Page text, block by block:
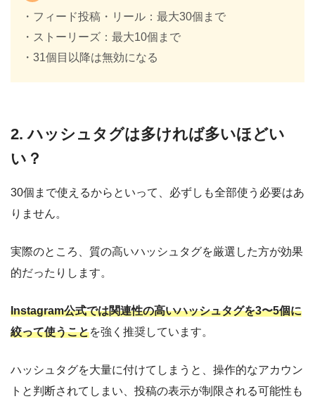
・フィード投稿・リール：最大30個まで
・ストーリーズ：最大10個まで
・31個目以降は無効になる
2. ハッシュタグは多ければ多いほどい
い？
30個まで使えるからといって、必ずしも全部使う必要はあ
りません。
実際のところ、質の高いハッシュタグを厳選した方が効果
的だったりします。
Instagram公式では関連性の高いハッシュタグを3〜5個に
絞って使うことを強く推奨しています。
ハッシュタグを大量に付けてしまうと、操作的なアカウン
トと判断されてしまい、投稿の表示が制限される可能性も